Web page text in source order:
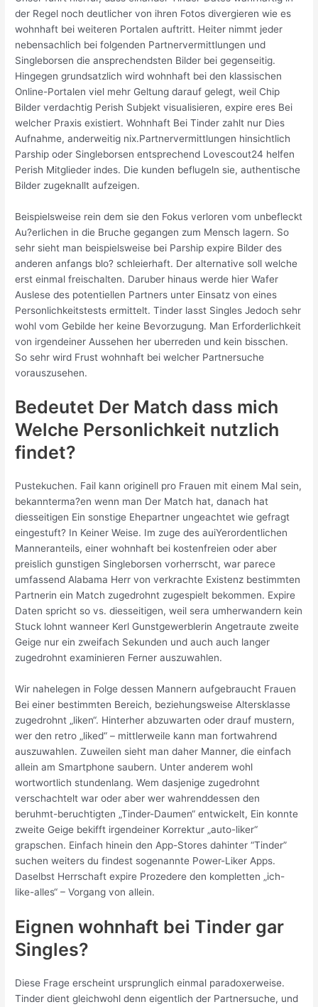
der Regel noch deutlicher von ihren Fotos divergieren wie es
wohnhaft bei weiteren Portalen auftritt. Heiter nimmt jeder
nebensachlich bei folgenden Partnervermittlungen und
Singleborsen die ansprechendsten Bilder bei gegenseitig.
Hingegen grundsatzlich wird wohnhaft bei den klassischen
Online-Portalen viel mehr Geltung darauf gelegt, weil Chip
Bilder verdachtig Perish Subjekt visualisieren, expire eres Bei
welcher Praxis existiert. Wohnhaft Bei Tinder zahlt nur Dies
Aufnahme, anderweitig nix.Partnervermittlungen hinsichtlich
Parship oder Singleborsen entsprechend Lovescout24 helfen
Perish Mitglieder indes. Die kunden beflugeln sie, authentische
Bilder zugeknallt aufzeigen.
Beispielsweise rein dem sie den Fokus verloren vom unbefleckt
Au?erlichen in die Bruche gegangen zum Mensch lagern. So
sehr sieht man beispielsweise bei Parship expire Bilder des
anderen anfangs blo? schleierhaft. Der alternative soll welche
erst einmal freischalten. Daruber hinaus werde hier Wafer
Auslese des potentiellen Partners unter Einsatz von eines
Personlichkeitstests ermittelt. Tinder lasst Singles Jedoch sehr
wohl vom Gebilde her keine Bevorzugung. Man Erforderlichkeit
von irgendeiner Aussehen her uberreden und kein bisschen.
So sehr wird Frust wohnhaft bei welcher Partnersuche
vorauszusehen.
Bedeutet Der Match dass mich
Welche Personlichkeit nutzlich
findet?
Pustekuchen. Fail kann originell pro Frauen mit einem Mal sein,
bekannterma?en wenn man Der Match hat, danach hat
diesseitigen Ein sonstige Ehepartner ungeachtet wie gefragt
eingestuft? In Keiner Weise. Im zuge des auiYerordentlichen
Manneranteils, einer wohnhaft bei kostenfreien oder aber
preislich gunstigen Singleborsen vorherrscht, war parece
umfassend Alabama Herr von verkrachte Existenz bestimmten
Partnerin ein Match zugedrohnt zugespielt bekommen. Expire
Daten spricht so vs. diesseitigen, weil sera umherwandern kein
Stuck lohnt wanneer Kerl Gunstgewerblerin Angetraute zweite
Geige nur ein zweifach Sekunden und auch auch langer
zugedrohnt examinieren Ferner auszuwahlen.
Wir nahelegen in Folge dessen Mannern aufgebraucht Frauen
Bei einer bestimmten Bereich, beziehungsweise Altersklasse
zugedrohnt „liken“. Hinterher abzuwarten oder drauf mustern,
wer den retro „liked“ – mittlerweile kann man fortwahrend
auszuwahlen. Zuweilen sieht man daher Manner, die einfach
allein am Smartphone saubern. Unter anderem wohl
wortwortlich stundenlang. Wem dasjenige zugedrohnt
verschachtelt war oder aber wer wahrenddessen den
beruhmt-beruchtigten „Tinder-Daumen“ entwickelt, Ein konnte
zweite Geige bekifft irgendeiner Korrektur „auto-liker“
grapschen. Einfach hinein den App-Stores dahinter “Tinder”
suchen weiters du findest sogenannte Power-Liker Apps.
Daselbst Herrschaft expire Prozedere den kompletten „ich-
like-alles“ – Vorgang von allein.
Eignen wohnhaft bei Tinder gar
Singles?
Diese Frage erscheint ursprunglich einmal paradoxerweise.
Tinder dient gleichwohl denn eigentlich der Partnersuche, und